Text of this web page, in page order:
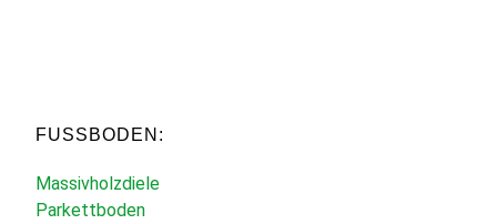
FUSSBODEN:
Massivholzdiele
Parkettboden